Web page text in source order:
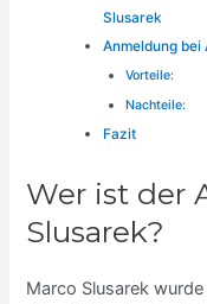
Slusarek
Anmeldung bei
Vorteile:
Nachteile:
Fazit
Wer ist der
Slusarek?
Marco Slusarek